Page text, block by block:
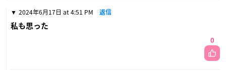
2024年6月17日 at 4:51 PM 返信
私も思った
0